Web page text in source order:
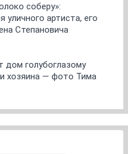
соберу»:
уличного артиста, его
Степановича
дом голубоглазому
хозяина — фото Тима